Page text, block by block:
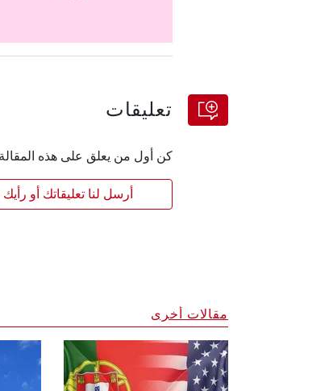
تعليقات
كن أول من يعلق على هذه المقالة
أرسل لنا تعليقاتك أو
مقالات أخرى